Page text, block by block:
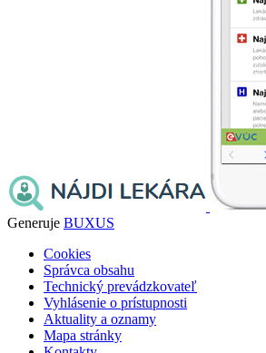
Generuje BUXUS
Cookies
Správca obsahu
Technický prevádzkovateľ
Vyhlásenie o prístupnosti
Aktuality a oznamy
Mapa stránky